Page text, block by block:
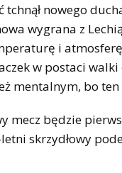
tchnął nowego
wygrana z
i
w postaci
mentalnym, bo
mecz będzie
skrzydłowy